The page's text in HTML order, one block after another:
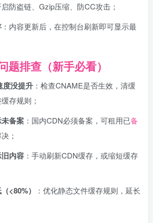
启防盗链、Gzip压缩、防CC攻击；
：内容更新后，在控制台刷新即可显示最
题排查（新手必看）
度没提升 ：检查CNAME是否生效，清缓
存规则；
备案 ：国内CDN必须备案，可租用已备
；
内容 ：手动刷新CDN缓存，或缩短缓存
<80%）
：优化静态文件缓存规则，延长